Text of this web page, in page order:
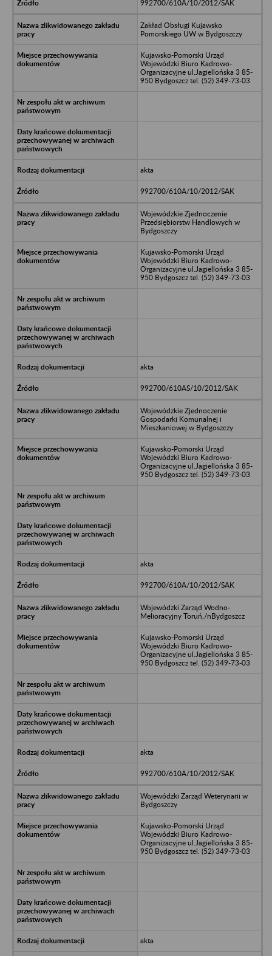
992700/610A/10/2012/SAK
Zakład Obsługi Kujawsko
Pomorskiego UW w Bydgoszczy
Kujawsko-Pomorski Urząd
Wojewódzki Biuro Kadrowo-
Organizacyjne ul.Jagiellońska 3 85-
950 Bydgoszcz tel. (52) 349-73-03
akta
992700/610A/10/2012/SAK
Wojewódzkie Zjednoczenie
Przedsiębiorstw Handlowych w
Bydgoszczy
Kujawsko-Pomorski Urząd
Wojewódzki Biuro Kadrowo-
Organizacyjne ul.Jagiellońska 3 85-
950 Bydgoszcz tel. (52) 349-73-03
akta
992700/610AS/10/2012/SAK
Wojewódzkie Zjednoczenie
Gospodarki Komunalnej i
Mieszkaniowej w Bydgoszczy
Kujawsko-Pomorski Urząd
Wojewódzki Biuro Kadrowo-
Organizacyjne ul.Jagiellońska 3 85-
950 Bydgoszcz tel. (52) 349-73-03
akta
992700/610A/10/2012/SAK
Wojewódzki Zarząd Wodno-
Melioracyjny Toruń,/nBydgoszcz
Kujawsko-Pomorski Urząd
Wojewódzki Biuro Kadrowo-
Organizacyjne ul.Jagiellońska 3 85-
950 Bydgoszcz tel. (52) 349-73-03
akta
992700/610A/10/2012/SAK
Wojewódzki Zarząd Weterynarii w
Bydgoszczy
Kujawsko-Pomorski Urząd
Wojewódzki Biuro Kadrowo-
Organizacyjne ul.Jagiellońska 3 85-
950 Bydgoszcz tel. (52) 349-73-03
akta